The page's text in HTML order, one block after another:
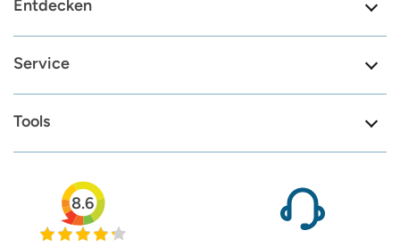
Entdecken
Service
Tools
8.6